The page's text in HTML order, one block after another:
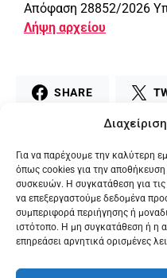
Για να παρέχουμε την καλύτερη
όπως cookies για την
συσκευών. Η συγκατάθεση για
να επεξεργαστούμε δεδομένα
συμπεριφορά περιήγησης ή
ιστότοπο. Η μη συγκατάθεση ή η
επηρεάσει αρνητικά ορισμένες
Απόφαση 28852/2026
Λήψη αρχείου
SHARE